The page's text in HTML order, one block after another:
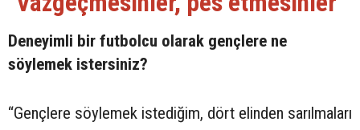
Deneyimli bir futbolcu olarak gençlere ne
söylemek istersiniz?
“Gençlere söylemek istediğim, dört elinden sarılmaları